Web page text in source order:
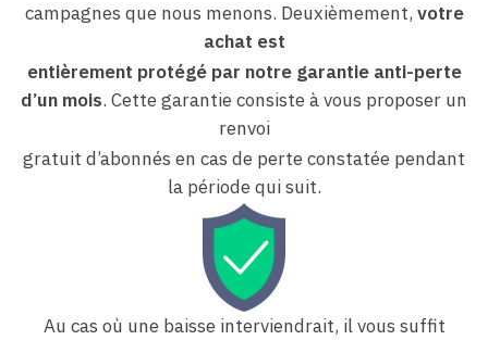
campagnes que nous menons. Deuxièmement, votre
achat est
entièrement protégé par notre garantie anti-perte
d’un mois. Cette garantie consiste à vous proposer un
renvoi
gratuit d’abonnés en cas de perte constatée pendant
la période qui suit.
Au cas où une baisse interviendrait, il vous suffit